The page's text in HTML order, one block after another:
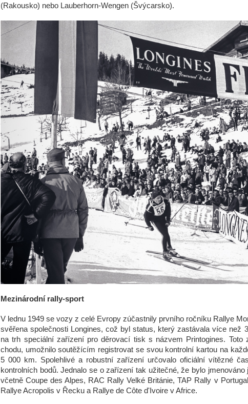
(Rakousko) nebo Lauberhorn-Wengen (Švýcarsko).
Mezinárodní rally-sport
V lednu 1949 se vozy z celé Evropy zúčastnily prvního ročníku Rallye
svěřena společnosti Longines, což byl status, který zastávala více než
na trh speciální zařízení pro děrovací tisk s názvem Printogines.
chodu, umožnilo soutěžícím registrovat se svou kontrolní kartou na
5 000 km. Spolehlivé a robustní zařízení určovalo oficiální vítězné
kontrolních bodů. Jednalo se o zařízení tak užitečné, že bylo
včetně Coupe des Alpes, RAC Rally Velké Británie, TAP Rally v
Rallye Acropolis v Řecku a Rallye de Côte d'Ivoire v Africe.